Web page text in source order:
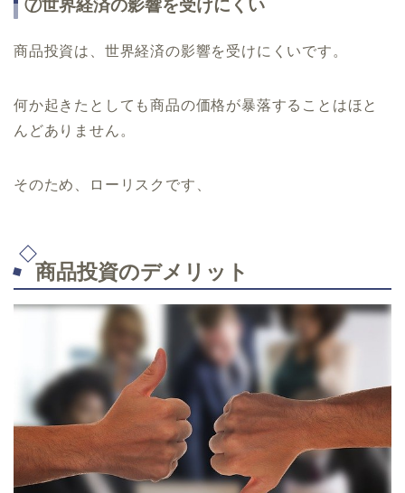
⑦世界経済の影響を受けにくい
商品投資は、世界経済の影響を受けにくいです。
何か起きたとしても商品の価格が暴落することはほと
んどありません。
そのため、ローリスクです、
商品投資のデメリット